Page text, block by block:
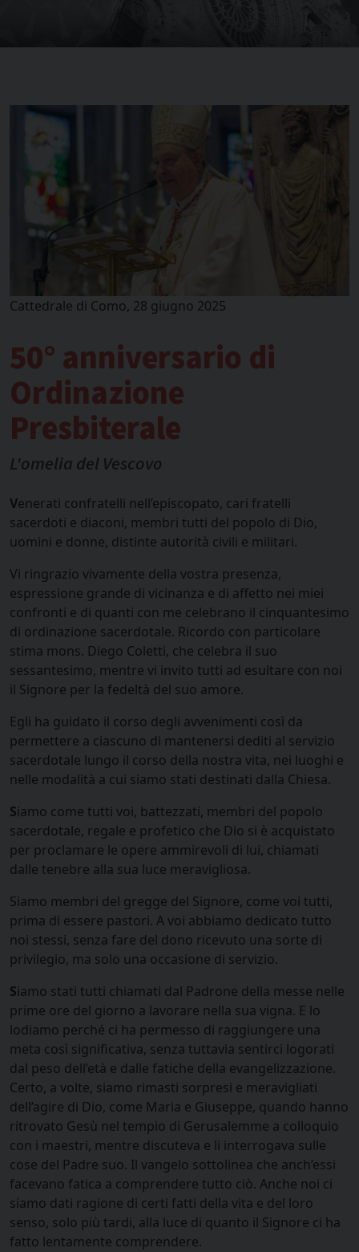
Cattedrale di Como, 28 giugno 2025
50° anniversario di
Ordinazione
Presbiterale
L'omelia del Vescovo
Venerati confratelli nell’episcopato, cari fratelli
sacerdoti e diaconi, membri tutti del popolo di Dio,
uomini e donne, distinte autorità civili e militari.
Vi ringrazio vivamente della vostra presenza,
espressione grande di vicinanza e di affetto nei miei
confronti e di quanti con me celebrano il cinquantesimo
di ordinazione sacerdotale. Ricordo con particolare
stima mons. Diego Coletti, che celebra il suo
sessantesimo, mentre vi invito tutti ad esultare con noi
il Signore per la fedeltà del suo amore.
Egli ha guidato il corso degli avvenimenti così da
permettere a ciascuno di mantenersi dediti al servizio
sacerdotale lungo il corso della nostra vita, nei luoghi e
nelle modalità a cui siamo stati destinati dalla Chiesa.
Siamo come tutti voi, battezzati, membri del popolo
sacerdotale, regale e profetico che Dio si è acquistato
per proclamare le opere ammirevoli di lui, chiamati
dalle tenebre alla sua luce meravigliosa.
Siamo membri del gregge del Signore, come voi tutti,
prima di essere pastori. A voi abbiamo dedicato tutto
noi stessi, senza fare del dono ricevuto una sorte di
privilegio, ma solo una occasione di servizio.
Siamo stati tutti chiamati dal Padrone della messe nelle
prime ore del giorno a lavorare nella sua vigna. E lo
lodiamo perché ci ha permesso di raggiungere una
meta così significativa, senza tuttavia sentirci logorati
dal peso dell’età e dalle fatiche della evangelizzazione.
Certo, a volte, siamo rimasti sorpresi e meravigliati
dell’agire di Dio, come Maria e Giuseppe, quando hanno
ritrovato Gesù nel tempio di Gerusalemme a colloquio
con i maestri, mentre discuteva e li interrogava sulle
cose del Padre suo. Il vangelo sottolinea che anch’essi
facevano fatica a comprendere tutto ciò. Anche noi ci
siamo dati ragione di certi fatti della vita e del loro
senso, solo più tardi, alla luce di quanto il Signore ci ha
fatto lentamente comprendere.